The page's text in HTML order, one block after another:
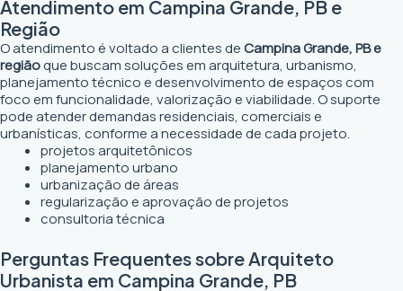
Atendimento em Campina Grande, PB e
Região
O atendimento é voltado a clientes deCampina Grande, PB e
regiãoque buscam soluções em arquitetura, urbanismo,
planejamento técnico e desenvolvimento de espaços com
foco em funcionalidade, valorização e viabilidade. O suporte
pode atender demandas residenciais, comerciais e
urbanísticas, conforme a necessidade de cada projeto.
projetos arquitetônicos
planejamento urbano
urbanização de áreas
regularização e aprovação de projetos
consultoria técnica
Perguntas Frequentes sobre Arquiteto
Urbanista em Campina Grande, PB